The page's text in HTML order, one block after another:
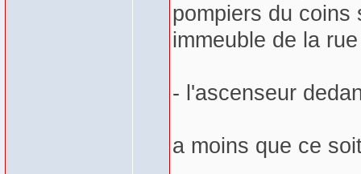
pompiers du coins
immeuble de la
- l'ascenseur
a moins que ce